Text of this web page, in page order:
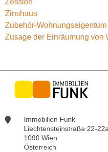
Zession
Zinshaus
Zubehör-Wohnungseigentum
Zusage der Einräumung von
Immobilien Funk
Liechtensteinstraße 22-
1090 Wien
Österreich